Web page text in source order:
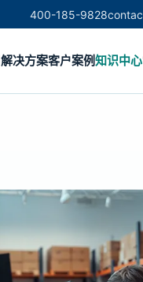
400-185-9828
解决方案客户案例知识中心